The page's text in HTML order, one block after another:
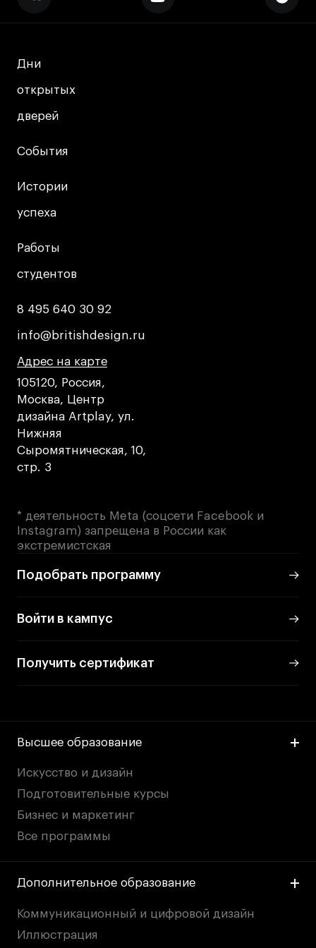
Интенсивы
Долгосрочные
О школе
Новости
События
Преподаватели
Лицензии и аккредитации
Для прессы
Ресурсы
Партнеры
Связи с индустрией
Вакансии
Контакты
Поступающим
Условия поступления
Иностранным студентам
Вопросы и ответы
Карьера
Центр карьеры
Живые проекты
Конкурсы
Участие в выставках
Летние стажировки
Работы студентов
«Живые» проекты
Участие в выставках
Дни
открытых
дверей
Дни
открытых
дверей
События
События
Истории
успеха
Истории
успеха
Работы
студентов
Работы
студентов
8 495 640 30 92
8 495 640 30 92
info@britishdesign.ru
info@britishdesign.ru
Адрес на карте
Адрес на карте
Адрес на карте
105120, Россия,
Москва, Центр
дизайна Artplay, ул.
Нижняя
Сыромятническая, 10,
стр. 3
* деятельность Meta (соцсети Facebook и
Instagram) запрещена в России как
экстремистская
Подобрать программу
Войти в кампус
Получить сертификат
Высшее образование
Искусство и дизайн
Подготовительные курсы
Бизнес и маркетинг
Все программы
Дополнительное образование
Коммуникационный и цифровой дизайн
Иллюстрация